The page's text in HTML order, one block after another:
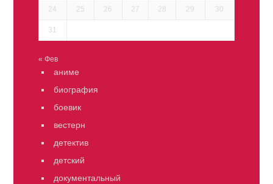
24 25 26 27 28 29 30
31
« Фев
аниме
биография
боевик
вестерн
детектив
детский
документальный